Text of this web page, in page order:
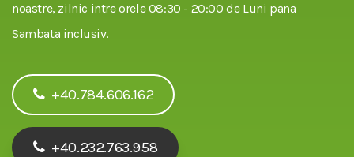
noastre, zilnic intre orele 08:30 - 20:00 de Luni pana
Sambata inclusiv.
+40.784.606.162
+40.232.763.958